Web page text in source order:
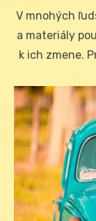
V mnohých
a materiály
k ich zmene.